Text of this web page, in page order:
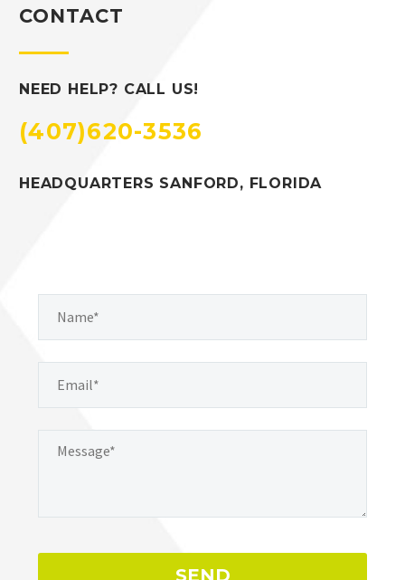
CONTACT
NEED HELP? CALL US!
(407)620-3536
HEADQUARTERS SANFORD, FLORIDA